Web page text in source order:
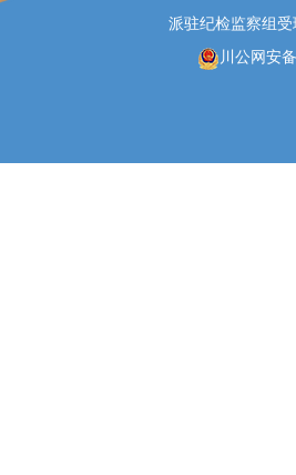
派驻纪检监察组受
川公网安